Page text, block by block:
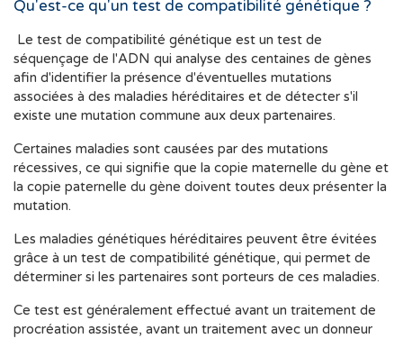
Qu'est-ce qu'un test de compatibilité génétique ?
Le test de compatibilité génétique est un test de
séquençage de l'ADN qui analyse des centaines de gènes
afin d'identifier la présence d'éventuelles mutations
associées à des maladies héréditaires et de détecter s'il
existe une mutation commune aux deux partenaires.
Certaines maladies sont causées par des mutations
récessives, ce qui signifie que la copie maternelle du gène et
la copie paternelle du gène doivent toutes deux présenter la
mutation.
Les maladies génétiques héréditaires peuvent être évitées
grâce à un test de compatibilité génétique, qui permet de
déterminer si les partenaires sont porteurs de ces maladies.
Ce test est généralement effectué avant un traitement de
procréation assistée, avant un traitement avec un donneur